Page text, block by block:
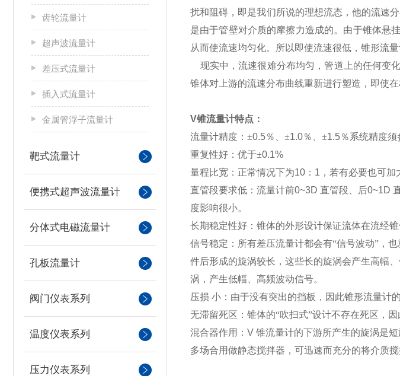
齿轮流量计
超声波流量计
差压式流量计
插入式流量计
金属管浮子流量计
靶式流量计
便携式超声波流量计
分体式电磁流量计
孔板流量计
阀门仪表系列
温度仪表系列
压力仪表系列
扰和阻碍，即是我们所说的理想流态，他的流速
是由于管壁对介质的摩擦力造成的。由于锥体悬
从而使流速均匀化。所以即使流速很低，锥形流
现实中，流速很难分布均匀，管道上的任何变
锥体对上游的流速分布曲线重新进行塑造，即使
V锥流量计特点：
流量计精度： ±0.5％、 ±1.0％、 ±1.5％系统精度须
重复性好：优于±0.1%
量程比宽：正常情况下为10 ： 1 ，若有必要也可加
直管段要求低：流量计前0~3D 直管段、后0~1D
度影响很小。
长期稳定性好：锥体的外形设计保证流体在流经
信号稳定：所有差压流量计都会有“信号波动” ，
件后形成的旋涡较长，这些长的旋涡会产生高幅
涡，产生低幅、高频波动信号。
压损 小：由于没有突出的挡板，因此锥形流量计
无滞留死区：锥体的“吹扫式”设计不存在死区，因
混合器作用： V 锥流量计的下游所产生的旋涡是
多场合用做静态搅拌器，可迅速而充分的将介质搅